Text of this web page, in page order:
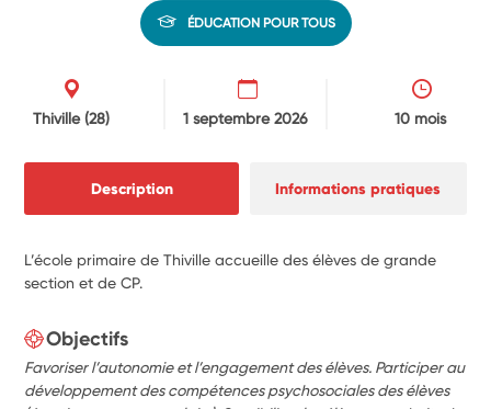
ÉDUCATION POUR TOUS
Thiville(28) 1 septembre 2026 10 mois
Description Informations pratiques
L’école primaire de Thiville accueille des élèves de grande
section et de CP.
Objectifs
Favoriser l’autonomie et l’engagement des élèves. Participer au
développement des compétences psychosociales des élèves